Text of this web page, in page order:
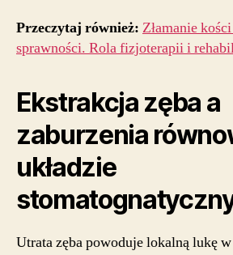
Przeczytaj również: Złamanie
sprawności. Rola fizjoterapii i
Ekstrakcja zęba a
zaburzenia
układzie
Utrata zęba powoduje lokalną lukę